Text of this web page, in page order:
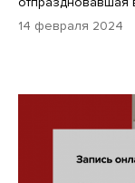
14 февраля 2024